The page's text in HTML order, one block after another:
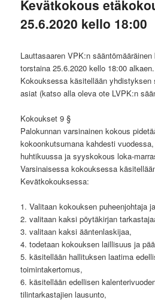
Kevätkokous
25.6.2020 kello 18:00
Lauttasaaren VPK:n
torstaina 25.6.2020 kello 18:00 alkaen.
Kokouksessa käsitellään yhdistyksen
asiat (katso alla oleva ote LVPK:n
Kokoukset 9 §
Palokunnan varsinainen kokous
kokoonkutsumana kahdesti
huhtikuussa ja syyskokous loka-
Varsinaisessa kokouksessa
Kevätkokouksessa:
1. Valitaan kokouksen puheenjohtaja
2. valitaan kaksi pöytäkirjan
3. valitaan kaksi ääntenlaskijaa,
4. todetaan kokouksen laillisuus ja
5. käsitellään hallituksen laatima
toimintakertomus,
6. käsitellään edellisen
tilintarkastajien lausunto,